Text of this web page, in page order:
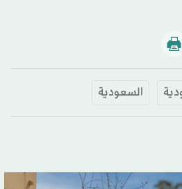
السعودية